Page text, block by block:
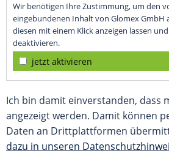
Wir benötigen Ihre Zustimmung, um den
eingebundenen Inhalt von Glomex GmbH
diesen mit einem Klick anzeigen lassen
deaktivieren.
jetzt aktivieren
Ich bin damit einverstanden, dass
angezeigt werden. Damit können
Daten an Drittplattformen
dazu in unseren